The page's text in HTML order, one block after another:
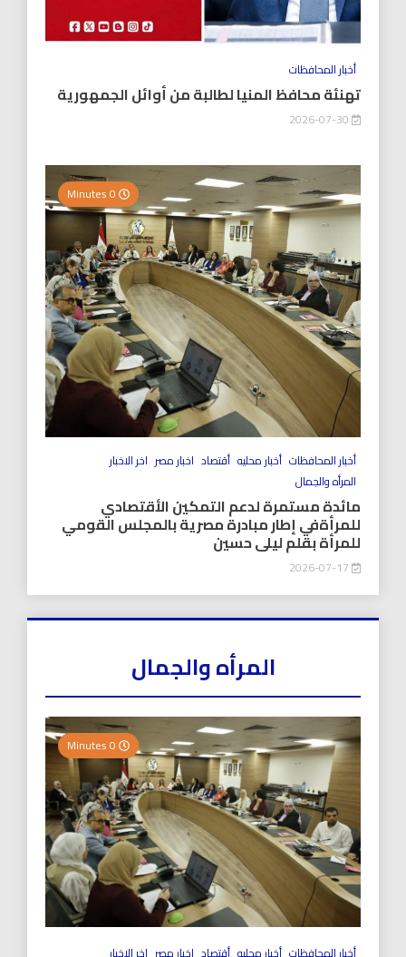
أخبار المحافظات
تهنئة محافظ المنيا لطالبة من أوائل الجمهورية
أخبار المحافظات أخبار محليه أقتصاد اخبار مصر اخر الاخبار
المرأه والجمال
مائدة مستمرة لدعم التمكين الأقتصادي
للمرأةفي إطار مبادرة مصرية بالمجلس القومي
للمرأة بقلم ليلى حسين
المرأه والجمال